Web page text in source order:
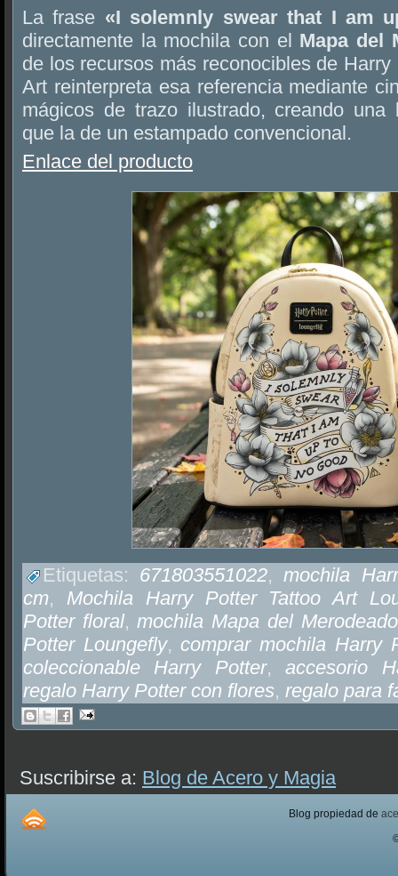
La frase «I solemnly swear that I am
directamente la mochila con el Mapa del
de los recursos más reconocibles de
Art reinterpreta esa referencia mediante
mágicos de trazo ilustrado, creando una
que la de un estampado convencional.
Enlace del producto
Etiquetas: 671803551022,mochila
cm, Mochila Harry Potter Tattoo Art
Potter floral,mochila Mapa del
Potter Loungefly, comprar mochila Harry
coleccionable Harry Potter,accesorio
regalo Harry Potter con flores, regalo para
Suscribirse a: Blog de Acero y Magia
Blog propiedad de